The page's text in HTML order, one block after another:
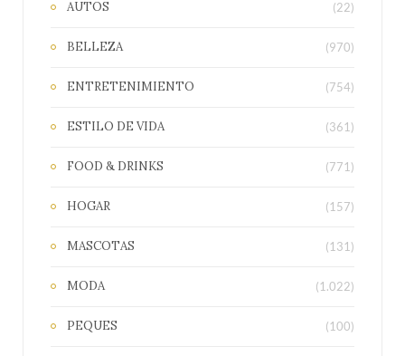
AUTOS (22)
BELLEZA (970)
ENTRETENIMIENTO (754)
ESTILO DE VIDA (361)
FOOD & DRINKS (771)
HOGAR (157)
MASCOTAS (131)
MODA (1.022)
PEQUES (100)